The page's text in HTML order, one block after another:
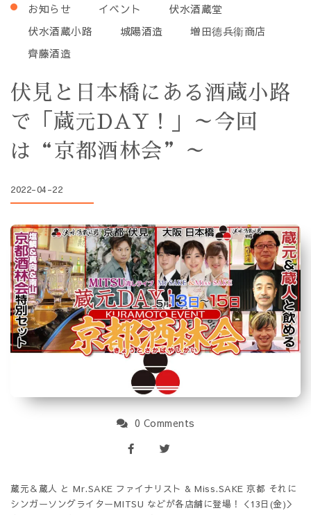
お知らせ イベント
伏水酒蔵堂
伏水酒蔵小路
城陽酒造
増田德兵衞商店
齊藤酒造
伏見と日本橋にある酒蔵小路
で「蔵元DAY！」～今回
は“京都酒林会”～
2022-04-22
0 Comments
蔵元＆蔵人 と Mr.SAKE ファイナリスト & Miss.SAKE 京都 それに
シンガーソングライターMITSU などが各店舗に登場！＜13日(金)＞